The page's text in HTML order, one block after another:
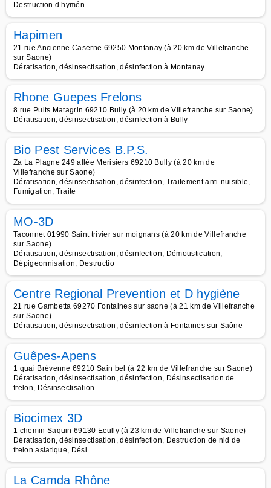
Destruction d hymén
Hapimen
21 rue Ancienne Caserne 69250 Montanay (à 20 km de Villefranche
sur Saone)
Dératisation, désinsectisation, désinfection à Montanay
Rhone Guepes Frelons
8 rue Puits Matagrin 69210 Bully (à 20 km de Villefranche sur Saone)
Dératisation, désinsectisation, désinfection à Bully
Bio Pest Services B.P.S.
Za La Plagne 249 allée Merisiers 69210 Bully (à 20 km de
Villefranche sur Saone)
Dératisation, désinsectisation, désinfection, Traitement anti-nuisible,
Fumigation, Traite
MO-3D
Taconnet 01990 Saint trivier sur moignans (à 20 km de Villefranche
sur Saone)
Dératisation, désinsectisation, désinfection, Démoustication,
Dépigeonnisation, Destructio
Centre Regional Prevention et D hygiène
21 rue Gambetta 69270 Fontaines sur saone (à 21 km de Villefranche
sur Saone)
Dératisation, désinsectisation, désinfection à Fontaines sur Saône
Guêpes-Apens
1 quai Brévenne 69210 Sain bel (à 22 km de Villefranche sur Saone)
Dératisation, désinsectisation, désinfection, Désinsectisation de
frelon, Désinsectisation
Biocimex 3D
1 chemin Saquin 69130 Ecully (à 23 km de Villefranche sur Saone)
Dératisation, désinsectisation, désinfection, Destruction de nid de
frelon asiatique, Dési
La Camda Rhône